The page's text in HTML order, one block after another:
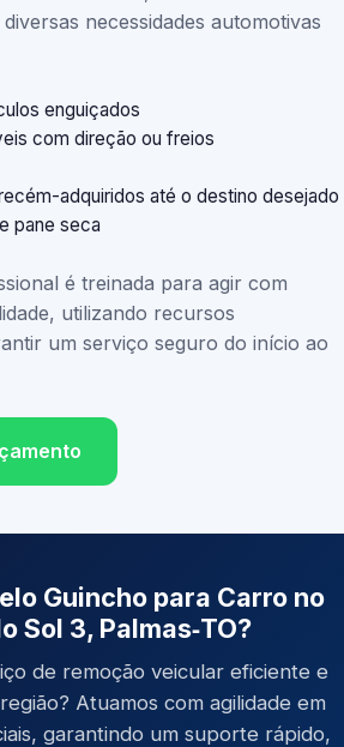
necessidades automotivas
enguiçados
com direção ou freios
adquiridos até o destino desejado
pane seca
é treinada para agir com
utilizando recursos
um serviço seguro do início ao
Guincho para Carro no
Sol 3, Palmas‑TO?
de remoção veicular eficiente e
Atuamos com agilidade em
garantindo um suporte rápido,